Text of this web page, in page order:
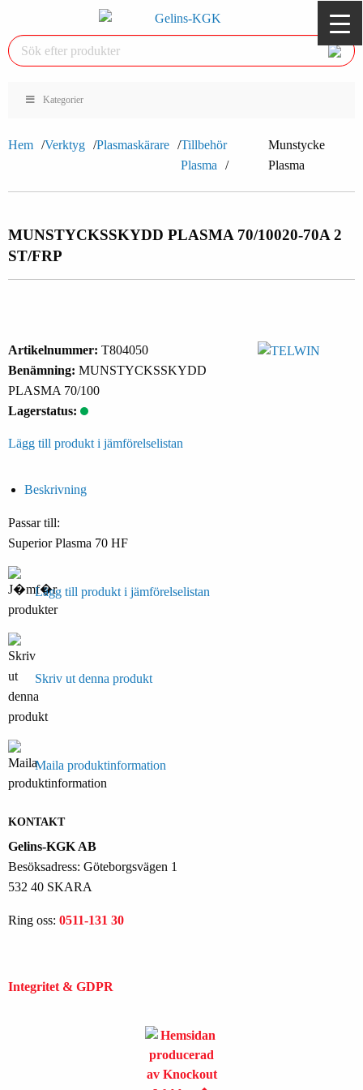
Kategorier
Hem Verktyg Plasmaskärare
Tillbehör
Plasma
Munstycke
Plasma
MUNSTYCKSSKYDD PLASMA 70/10020-70A 2
ST/FRP
Artikelnummer: T804050
Benämning: MUNSTYCKSSKYDD
PLASMA 70/100
Lagerstatus:
Lägg till produkt i jämförelselistan
Beskrivning
Passar till:
Superior Plasma 70 HF
Lägg till produkt i jämförelselistan
Skriv ut denna produkt
Maila produktinformation
KONTAKT
Gelins-KGK AB
Besöksadress: Göteborgsvägen 1
532 40 SKARA
Ring oss: 0511-131 30
Integritet & GDPR